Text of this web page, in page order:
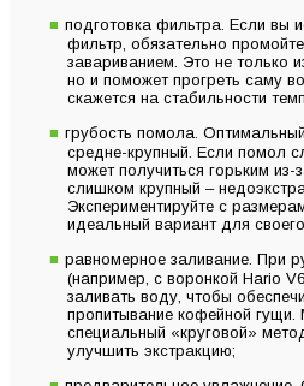
подготовка фильтра. Если вы
фильтр, обязательно
завариванием. Это не только
но и поможет прогреть саму
скажется на стабильности
грубость помола.
средне-крупный. Если помол
может получиться горьким из-
слишком крупный –
Экспериментируйте с
идеальный вариант для
равномерное заливание. При
(например, с воронкой Hario
заливать воду, чтобы
пропитывание кофейной гущи.
специальный «круговой»
улучшить экстракцию;